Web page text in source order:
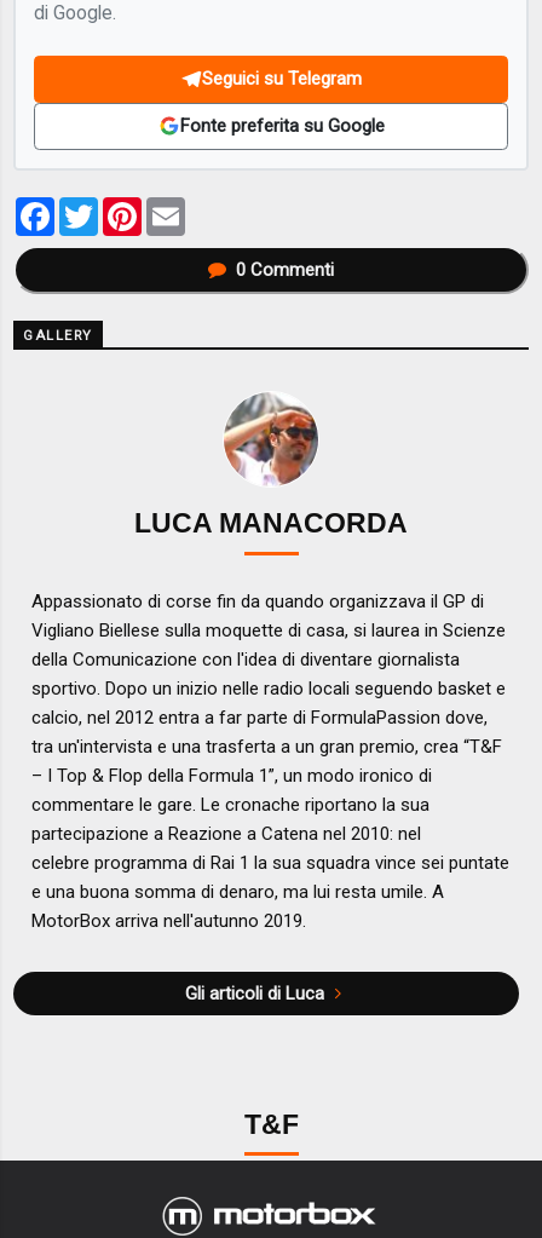
di Google.
Seguici su Telegram
Fonte preferita su Google
Facebook
TwitterPinterest
0Commenti
GALLERY
LUCA MANACORDA
Appassionato di corse fin da quando organizzava il GP di
Vigliano Biellese sulla moquette di casa, si laurea in Scienze
della Comunicazione con l'idea di diventare giornalista
sportivo. Dopo un inizio nelle radio locali seguendo basket e
calcio, nel 2012 entra a far parte di FormulaPassion dove,
tra un'intervista e una trasferta a un gran premio, crea “T&F
– I Top & Flop della Formula 1”, un modo ironico di
commentare le gare. Le cronache riportano la sua
partecipazione a Reazione a Catena nel 2010: nel
celebre programma di Rai 1 la sua squadra vince sei puntate
e una buona somma di denaro, ma lui resta umile. A
MotorBox arriva nell'autunno 2019.
Gli articoli di Luca
T&F